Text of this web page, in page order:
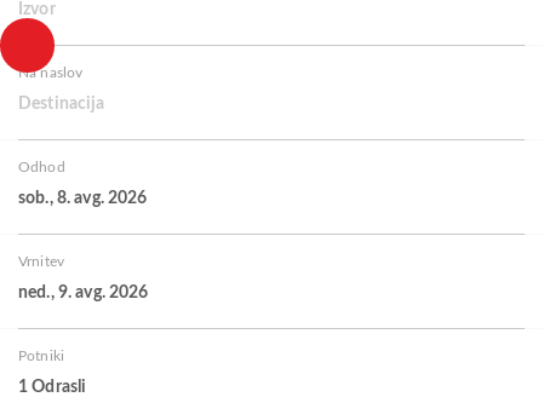
Izvor
Na naslov
Destinacija
Odhod
sob., 8. avg. 2026
Vrnitev
ned., 9. avg. 2026
Potniki
1 Odrasli